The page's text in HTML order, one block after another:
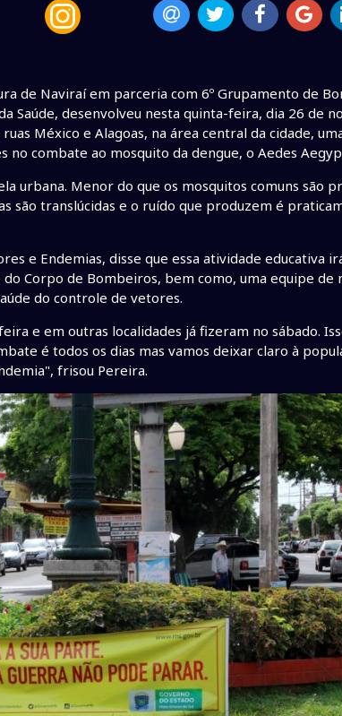
de Naviraí em parceria com 6º Grupamento de
Saúde, desenvolveu nesta quinta-feira, dia 26 de
México e Alagoas, na área central da cidade,
combate ao mosquito da dengue, o Aedes
urbana. Menor do que os mosquitos comuns são
são translúcidas e o ruído que produzem é
e Endemias, disse que essa atividade educativa
Corpo de Bombeiros, bem como, uma equipe de
do controle de vetores.
e em outras localidades já fizeram no sábado.
é todos os dias mas vamos deixar claro à
frisou Pereira.